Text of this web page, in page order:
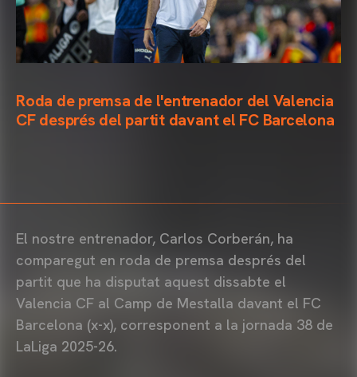
Roda de premsa de l'entrenador del Valencia
CF després del partit davant el FC Barcelona
El nostre entrenador, Carlos Corberán, ha
comparegut en roda de premsa després del
partit que ha disputat aquest dissabte el
Valencia CF al Camp de Mestalla davant el FC
Barcelona (x-x), corresponent a la jornada 38 de
LaLiga 2025-26.